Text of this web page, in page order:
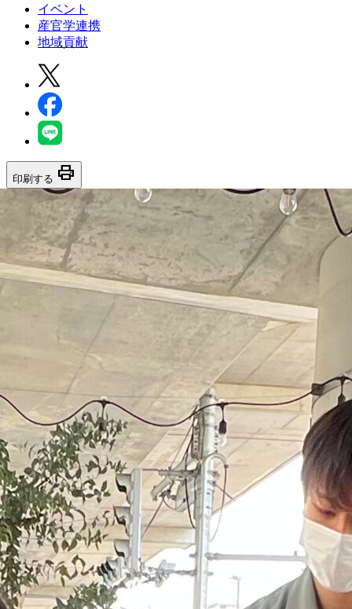
イベント
産官学連携
地域貢献
印刷する print